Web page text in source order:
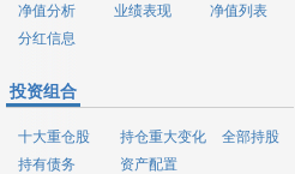
净值分析 业绩表现
净值列表
分红信息
投资组合
十大重仓股 持仓重大变化
全部持股
持有债务
资产配置